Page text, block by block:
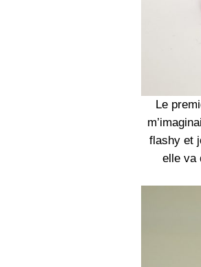
Le
flashy et
elle va